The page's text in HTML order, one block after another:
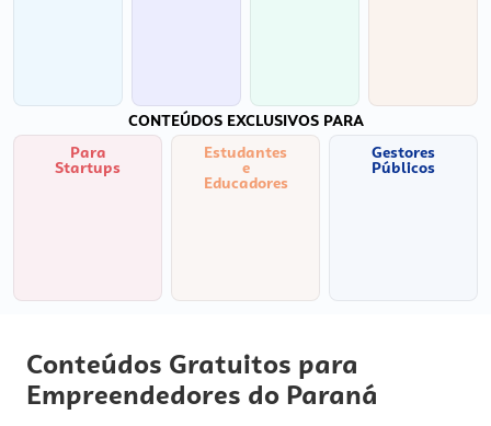
CONTEÚDOS EXCLUSIVOS PARA
Para
Startups
Estudantes
e
Educadores
Gestores
Públicos
Conteúdos Gratuitos para
Empreendedores do Paraná